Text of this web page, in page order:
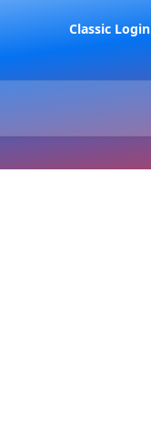
Classic Login